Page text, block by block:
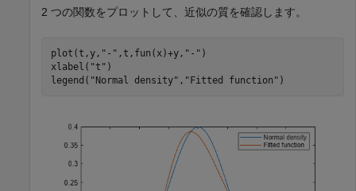
2 つの関数をプロットして、近似の質を確認します。
plot(t,y, "-" ,t,fun(x)+y, "-" )
xlabel( "t" )
legend( "Normal density" , "Fitted function" )